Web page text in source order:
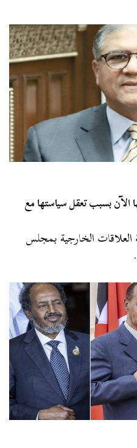
الآن بسبب تعقل سياستها مع
الخارجية بمجلس